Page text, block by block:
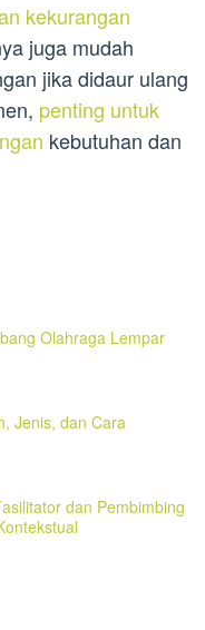
kekurangan
juga mudah
jika didaur ulang
penting untuk
kebutuhan dan
Olahraga Lempar
Jenis, dan Cara
dan Pembimbing